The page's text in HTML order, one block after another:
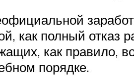
как полный отказ
как правило,
порядке.